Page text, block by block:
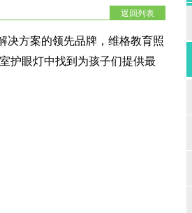
返回列表
方案的领先品牌， 维格教育照
护眼灯中找到为孩子们提供最